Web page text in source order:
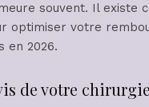
souvent. Il existe
optimiser votre
en 2026.
de votre